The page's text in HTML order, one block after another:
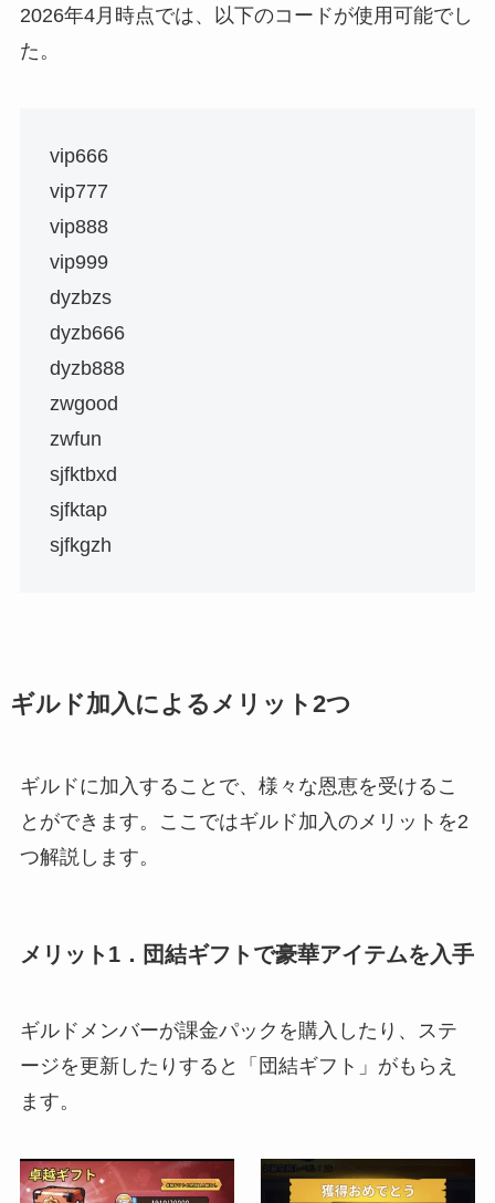
2026年4月時点では、以下のコードが使用可能でし
た。
vip666
vip777
vip888
vip999
dyzbzs
dyzb666
dyzb888
zwgood
zwfun
sjfktbxd
sjfktap
sjfkgzh
ギルド加入によるメリット2つ
ギルドに加入することで、様々な恩恵を受けるこ
とができます。ここではギルド加入のメリットを2
つ解説します。
メリット1．団結ギフトで豪華アイテムを入手
ギルドメンバーが課金パックを購入したり、ステ
ージを更新したりすると「団結ギフト」がもらえ
ます。